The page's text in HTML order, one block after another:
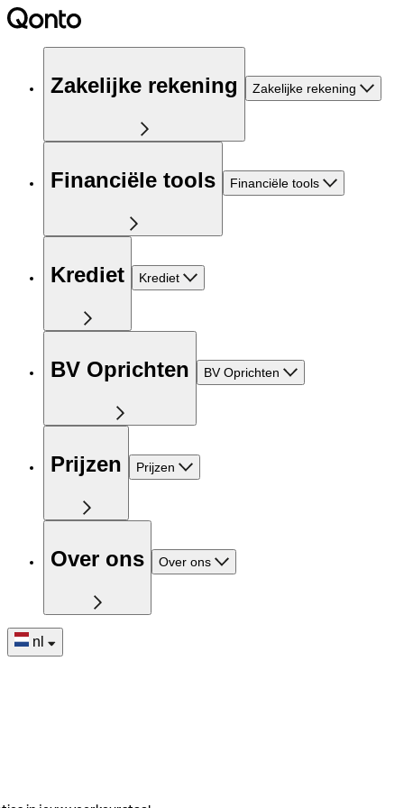
Zakelijke rekening Zakelijke rekening
Financiële tools Financiële tools
Krediet Krediet
BV Oprichten BV Oprichten
Prijzen Prijzen
Over ons Over ons
nl